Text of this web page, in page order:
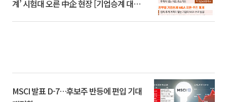
계’ 시험대 오른 中企 현장 [기업승계 대전
MSCI 발표 D-7…후보주 반등에 편입 기대